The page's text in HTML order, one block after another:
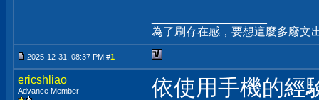
為了刷存在感，要想這麼多廢文
2025-12-31, 08:37 PM #1
ericshliao
Advance Member
依使用手機的經